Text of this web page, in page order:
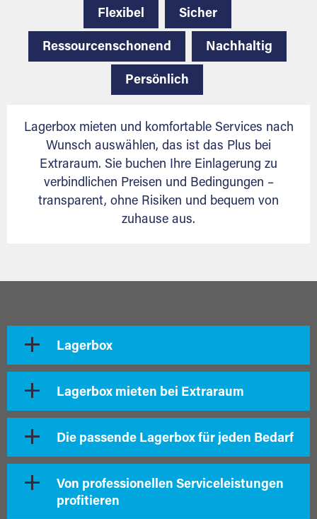
Flexibel Sicher
Ressourcenschonend Nachhaltig
Persönlich
Lagerbox mieten und komfortable Services nach
Wunsch auswählen, das ist das Plus bei
Extraraum. Sie buchen Ihre Einlagerung zu
verbindlichen Preisen und Bedingungen –
transparent, ohne Risiken und bequem von
zuhause aus.
Lagerbox
Lagerbox mieten bei Extraraum
Die passende Lagerbox für jeden Bedarf
Von professionellen Serviceleistungen
profitieren